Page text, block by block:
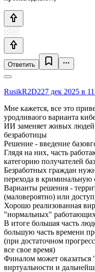
Ответить
RusikR2D227 дек 2025 в
Мне кажется, все это
уродливаого варианта
ИИ заменяет живых людей
безработицы
Решение - введение
Глядя на них, часть
категорию получателей
Безработных граждан
перехода в криминальную
Варианты решения -
(маловероятно) или
Хорошо реализованная
"нормальных"
В итоге большая часть
большую часть времени
(при достаточном
все свое время)
Финалом может оказаться
виртуальности и